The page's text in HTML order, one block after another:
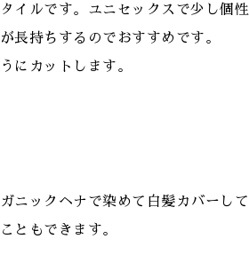
イルです。ユニセックスで少し個性
長持ちするのでおすすめです。
にカットします。
ニックヘナで染めて白髪カバーして
ともできます。